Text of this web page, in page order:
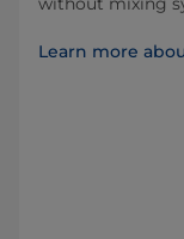
Learn more